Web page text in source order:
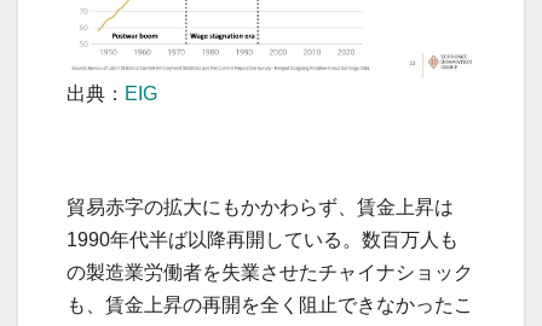
出典： EIG
貿易赤字の拡大にもかかわらず、賃金上昇は
1990年代半ば以降再開している。数百万人も
の製造業労働者を失業させたチャイナショック
も、賃金上昇の再開を全く阻止できなかったこ